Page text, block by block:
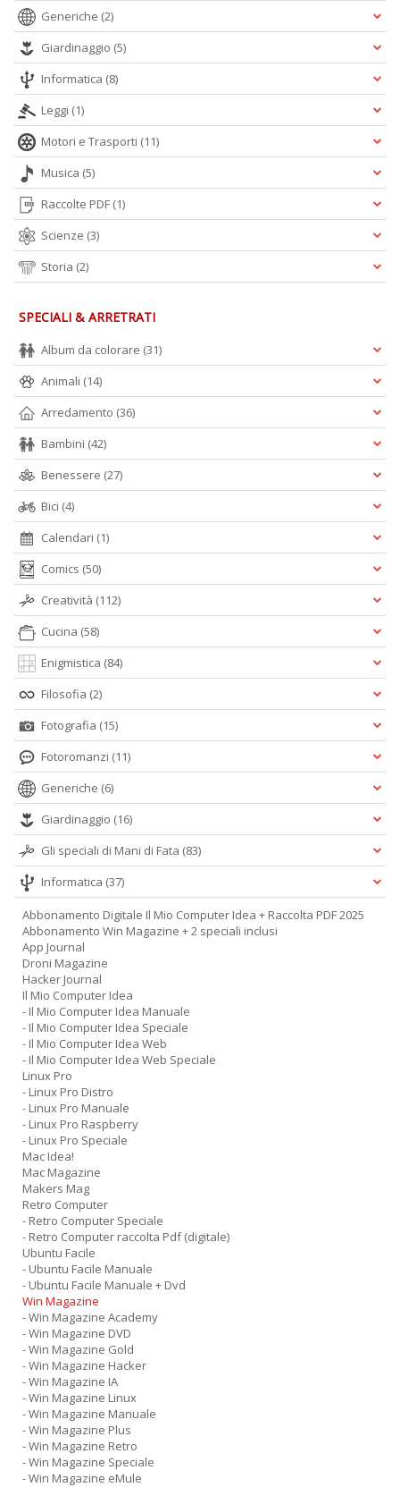
Generiche (2)
Giardinaggio (5)
Informatica (8)
Leggi (1)
Motori e Trasporti (11)
Musica (5)
Raccolte PDF (1)
Scienze (3)
Storia (2)
SPECIALI & ARRETRATI
Album da colorare (31)
Animali (14)
Arredamento (36)
Bambini (42)
Benessere (27)
Bici (4)
Calendari (1)
Comics (50)
Creatività (112)
Cucina (58)
Enigmistica (84)
Filosofia (2)
Fotografia (15)
Fotoromanzi (11)
Generiche (6)
Giardinaggio (16)
Gli speciali di Mani di Fata (83)
Informatica (37)
Abbonamento Digitale Il Mio Computer Idea + Raccolta PDF 2025
Abbonamento Win Magazine + 2 speciali inclusi
App Journal
Droni Magazine
Hacker Journal
Il Mio Computer Idea
- Il Mio Computer Idea Manuale
- Il Mio Computer Idea Speciale
- Il Mio Computer Idea Web
- Il Mio Computer Idea Web Speciale
Linux Pro
- Linux Pro Distro
- Linux Pro Manuale
- Linux Pro Raspberry
- Linux Pro Speciale
Mac Idea!
Mac Magazine
Makers Mag
Retro Computer
- Retro Computer Speciale
- Retro Computer raccolta Pdf (digitale)
Ubuntu Facile
- Ubuntu Facile Manuale
- Ubuntu Facile Manuale + Dvd
Win Magazine
- Win Magazine Academy
- Win Magazine DVD
- Win Magazine Gold
- Win Magazine Hacker
- Win Magazine IA
- Win Magazine Linux
- Win Magazine Manuale
- Win Magazine Plus
- Win Magazine Retro
- Win Magazine Speciale
- Win Magazine eMule